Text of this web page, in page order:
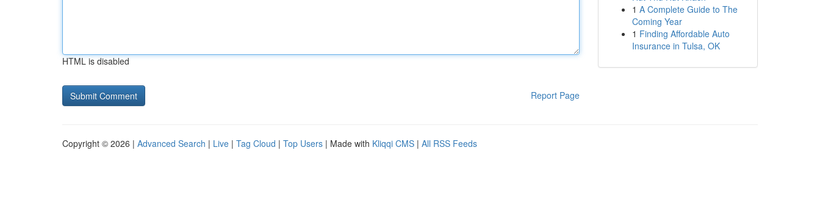
HTML is disabled
Report Page
1 A Complete Guide to The
Coming Year
1 Finding Affordable Auto
Insurance in Tulsa, OK
Copyright © 2026 | Advanced Search | Live | Tag Cloud | Top Users | Made with Kliqqi CMS | All RSS Feeds